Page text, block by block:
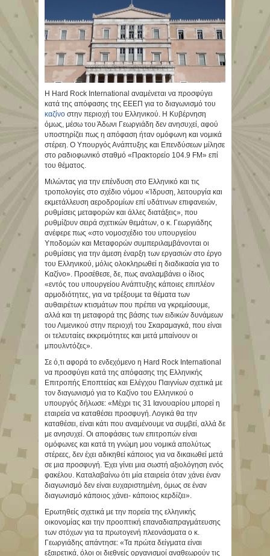
Η Hard Rock International αναμένεται να προσφύγει
κατά της απόφασης της ΕΕΕΠ για το διαγωνισμό του
καζίνο στην περιοχή του Ελληνικού. Η Κυβέρνηση
όμως, μέσω του Άδωνι Γεωργιάδη δεν ανησυχεί, αφού
υποστηρίζει πως η απόφαση ήταν ομόφωνη και νομικά
στέρεη. Ο Υπουργός Ανάπτυξης και Επενδύσεων μίλησε
στο ραδιοφωνικό σταθμό «Πρακτορείο 104.9 FΜ» επί
του θέματος.
Μιλώντας για την επένδυση στο Ελληνικό και τις
τροπολογίες στο σχέδιο νόμου «Ίδρυση, λειτουργία και
εκμετάλλευση αεροδρομίων επί υδάτινων επιφανειών,
ρυθμίσεις μεταφορών και άλλες διατάξεις», που
ρυθμίζουν σειρά σχετικών θεμάτων, ο κ. Γεωργιάδης
ανέφερε πως «στο νομοσχέδιο του υπουργείου
Υποδομών και Μεταφορών συμπεριλαμβάνονται οι
ρυθμίσεις για την άμεση έναρξη των εργασιών στο έργο
του Ελληνικού, μόλις ολοκληρωθεί η διαδικασία για το
Καζίνο». Προσέθεσε, δε, πως αναλαμβάνει ο ίδιος
«εντός του υπουργείου Ανάπτυξης κάποιες επιπλέον
αρμοδιότητες, για να τρέξουμε τα θέματα των
αυθαιρέτων κτισμάτων που πρέπει να γκρεμίσουμε,
αλλά και τη μεταφορά της βάσης των ειδικών δυνάμεων
του Λιμενικού στην περιοχή του Σκαραμαγκά, που είναι
οι τελευταίες εκκρεμότητες και μετά μπαίνουν οι
μπουλντόζες».
Σε ό,τι αφορά το ενδεχόμενο η Hard Rock International
να προσφύγει κατά της απόφασης της Ελληνικής
Επιτροπής Εποπτείας και Ελέγχου Παιγνίων σχετικά με
τον διαγωνισμό για το Καζίνο του Ελληνικού ο
υπουργός δήλωσε: «Μέχρι τις 31 Ιανουαρίου μπορεί η
εταιρεία να καταθέσει προσφυγή. Λογικά θα την
καταθέσει, είναι κάτι που αναμένουμε να συμβεί, αλλά δε
με ανησυχεί. Οι αποφάσεις των επιτροπών είναι
ομόφωνες και κατά τη γνώμη μου νομικά απολύτως
στέρεες, δεν έχει αδικηθεί κάποιος για να δικαιωθεί μετά
σε μια προσφυγή. Έχει γίνει μια σωστή αξιολόγηση ενός
φακέλου. Καταλαβαίνω ότι μία εταιρεία όταν χάνει έναν
διαγωνισμό δεν είναι ευχαριστημένη, όμως σε έναν
διαγωνισμό κάποιος χάνει- κάποιος κερδίζει».
Ερωτηθείς σχετικά με την πορεία της ελληνικής
οικονομίας και την προοπτική επαναδιαπραγμάτευσης
των στόχων για τα πρωτογενή πλεονάσματα ο κ.
Γεωργιάδης απάντησε: «Τα πρώτα δείγματα είναι
εξαιρετικά, όλοι οι διεθνείς οργανισμοί αναθεωρούν τις